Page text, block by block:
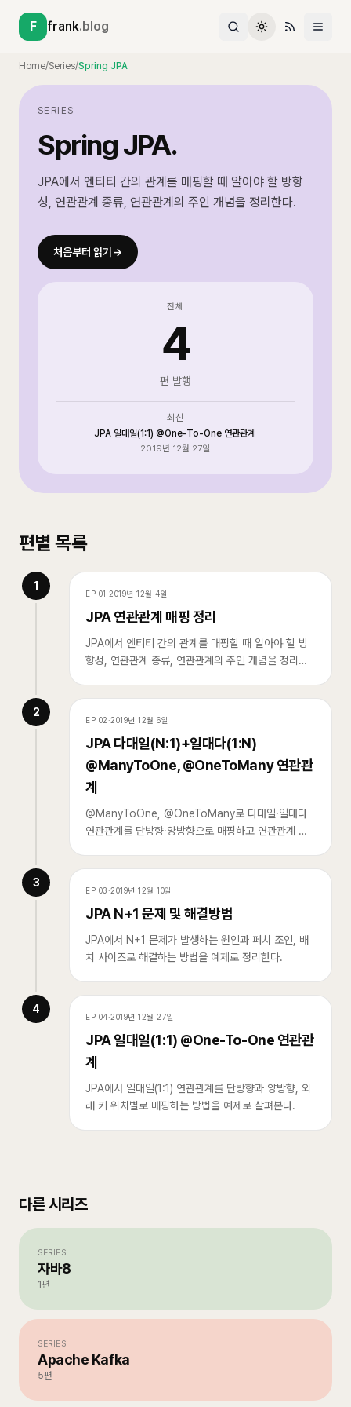
F frank.blog
Home/Series/Spring JPA
SERIES
Spring JPA.
JPA에서 엔티티 간의 관계를 매핑할 때 알아야 할 방향
성, 연관관계 종류, 연관관계의 주인 개념을 정리한다.
처음부터 읽기 →
전체
4
편 발행
최신
JPA 일대일(1:1) @One-To-One 연관관계
2019년 12월 27일
편별 목록
1
EP 01·2019년 12월 4일
JPA 연관관계 매핑 정리
JPA에서 엔티티 간의 관계를 매핑할 때 알아야 할 방
향성, 연관관계 종류, 연관관계의 주인 개념을 정리한
2
EP 02·2019년 12월 6일
JPA 다대일(N:1)+일대다(1:N)
@ManyToOne, @OneToMany 연관관
계
@ManyToOne, @OneToMany로 다대일·일대다
연관관계를 단방향·양방향으로 매핑하고 연관관계 주
3
EP 03·2019년 12월 10일
JPA N+1 문제 및 해결방법
JPA에서 N+1 문제가 발생하는 원인과 페치 조인, 배
치 사이즈로 해결하는 방법을 예제로 정리한다.
4
EP 04·2019년 12월 27일
JPA 일대일(1:1) @One-To-One 연관관
계
JPA에서 일대일(1:1) 연관관계를 단방향과 양방향, 외
래 키 위치별로 매핑하는 방법을 예제로 살펴본다.
다른 시리즈
SERIES
자바8
1 편
SERIES
Apache Kafka
5편